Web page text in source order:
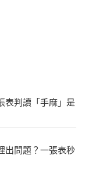
表判讀「手麻」是
出問題？一張表秒